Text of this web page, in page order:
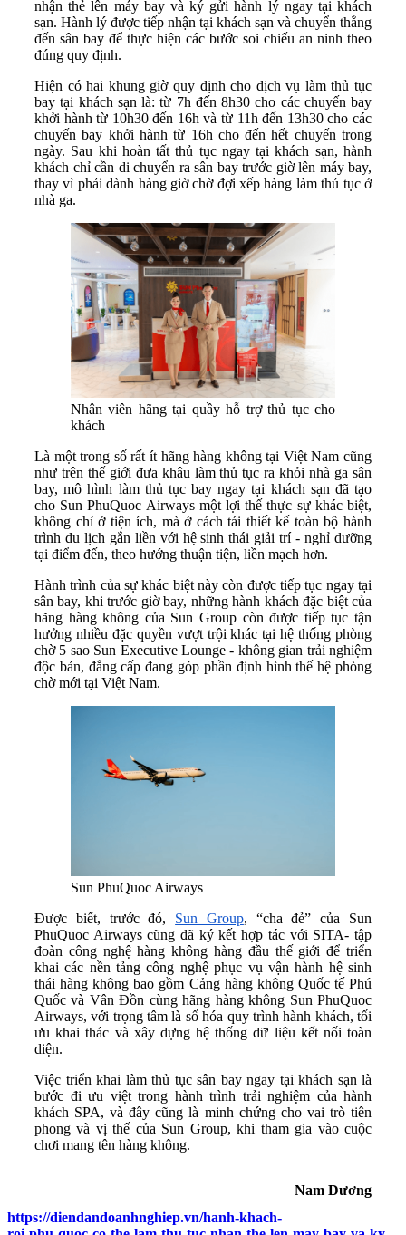
nhận thẻ lên máy bay và ký gửi hành lý ngay tại khách
sạn. Hành lý được tiếp nhận tại khách sạn và chuyển thẳng
đến sân bay để thực hiện các bước soi chiếu an ninh theo
đúng quy định.
Hiện có hai khung giờ quy định cho dịch vụ làm thủ tục
bay tại khách sạn là: từ 7h đến 8h30 cho các chuyến bay
khởi hành từ 10h30 đến 16h và từ 11h đến 13h30 cho các
chuyến bay khởi hành từ 16h cho đến hết chuyến trong
ngày. Sau khi hoàn tất thủ tục ngay tại khách sạn, hành
khách chỉ cần di chuyển ra sân bay trước giờ lên máy bay,
thay vì phải dành hàng giờ chờ đợi xếp hàng làm thủ tục ở
nhà ga.
Nhân viên hãng tại quầy hỗ trợ thủ tục cho
khách
Là một trong số rất ít hãng hàng không tại Việt Nam cũng
như trên thế giới đưa khâu làm thủ tục ra khỏi nhà ga sân
bay, mô hình làm thủ tục bay ngay tại khách sạn đã tạo
cho Sun PhuQuoc Airways một lợi thế thực sự khác biệt,
không chỉ ở tiện ích, mà ở cách tái thiết kế toàn bộ hành
trình du lịch gắn liền với hệ sinh thái giải trí - nghỉ dưỡng
tại điểm đến, theo hướng thuận tiện, liền mạch hơn.
Hành trình của sự khác biệt này còn được tiếp tục ngay tại
sân bay, khi trước giờ bay, những hành khách đặc biệt của
hãng hàng không của Sun Group còn được tiếp tục tận
hưởng nhiều đặc quyền vượt trội khác tại hệ thống phòng
chờ 5 sao Sun Executive Lounge - không gian trải nghiệm
độc bản, đẳng cấp đang góp phần định hình thế hệ phòng
chờ mới tại Việt Nam.
Sun PhuQuoc Airways
Được biết, trước đó, Sun Group, “cha đẻ” của Sun
PhuQuoc Airways cũng đã ký kết hợp tác với SITA- tập
đoàn công nghệ hàng không hàng đầu thế giới để triển
khai các nền tảng công nghệ phục vụ vận hành hệ sinh
thái hàng không bao gồm Cảng hàng không Quốc tế Phú
Quốc và Vân Đồn cùng hãng hàng không Sun PhuQuoc
Airways, với trọng tâm là số hóa quy trình hành khách, tối
ưu khai thác và xây dựng hệ thống dữ liệu kết nối toàn
diện.
Việc triển khai làm thủ tục sân bay ngay tại khách sạn là
bước đi ưu việt trong hành trình trải nghiệm của hành
khách SPA, và đây cũng là minh chứng cho vai trò tiên
phong và vị thế của Sun Group, khi tham gia vào cuộc
chơi mang tên hàng không.
Nam Dương
https://diendandoanhnghiep.vn/hanh-khach-